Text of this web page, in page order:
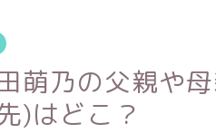
萌乃の父親や
)はどこ？